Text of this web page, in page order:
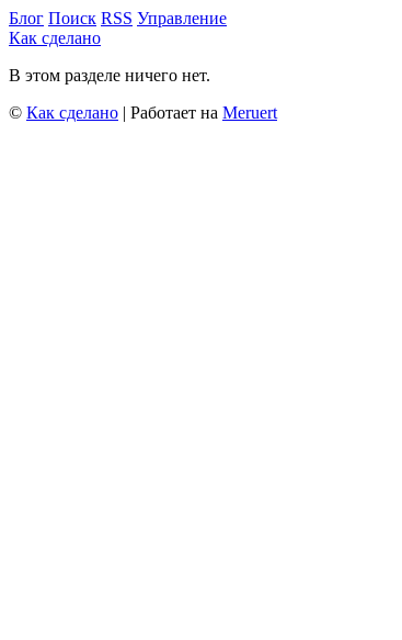
Блог Поиск RSS Управление
Как сделано
В этом разделе ничего нет.
© Как сделано | Работает на Meruert